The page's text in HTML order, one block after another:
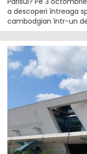
a descoperi întreaga
cambodgian într-un